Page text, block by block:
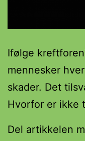
Ifølge
mennesker
skader. Det
Hvorfor er ikke
Del artikkelen